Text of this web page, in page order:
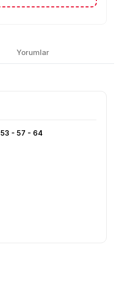
Yorumlar
53 - 57 - 64